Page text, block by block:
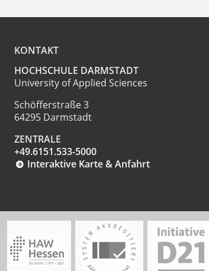
KONTAKT
HOCHSCHULE DARMSTADT
University of Applied Sciences
Schöfferstraße 3
64295 Darmstadt
ZENTRALE
+49.6151.533-5000
Interaktive Karte & Anfahrt